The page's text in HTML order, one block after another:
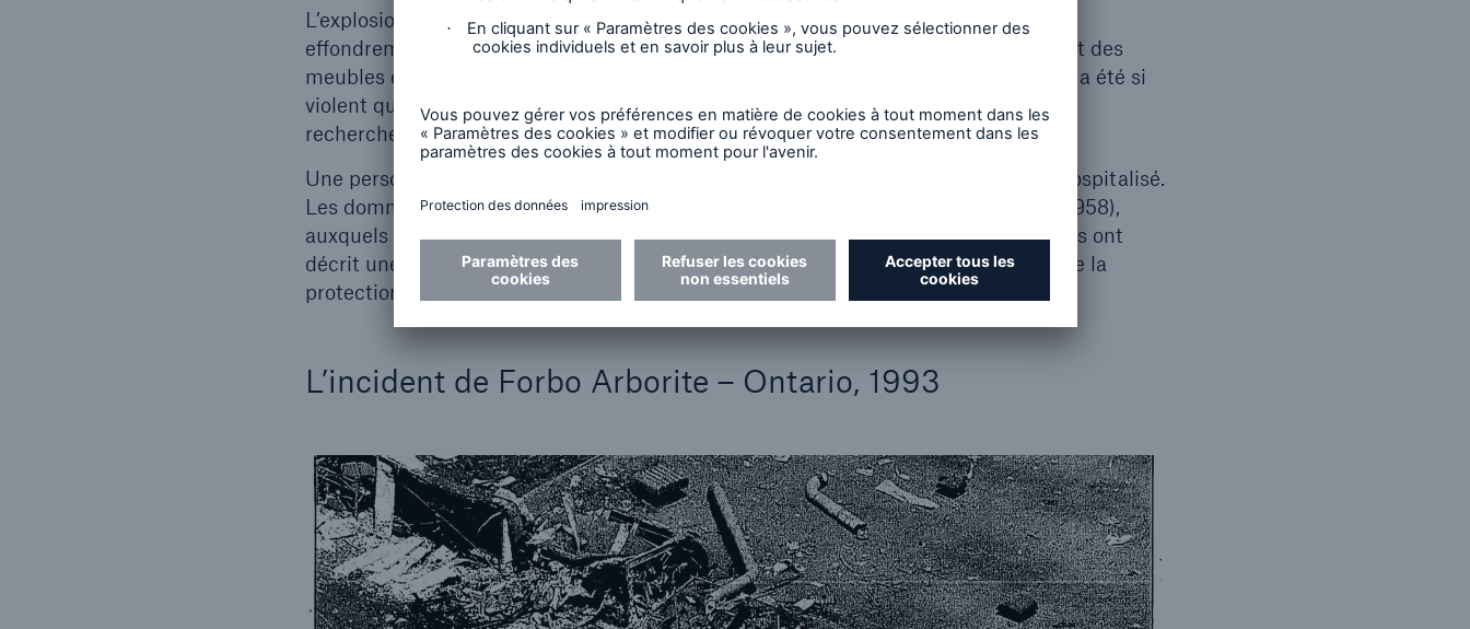
L’explosion a créé une ouverture dans le mur sud du bâtiment, provoquant son
effondrement. Sans soutien structurel, les planchers des appartements ont cédé, et des
meubles et effets personnels ont été projetés dans la ruelle en contrebas. L’impact a été si
violent que les équipes d’urgence ont dû travailler jusqu’à 2 h pour terminer leurs
recherches et sécuriser le site.
Une personne a perdu la vie — le concierge de l’immeuble — et un résident a été hospitalisé.
Les dommages aux biens estimés ont atteint 100 000 $ (en dollars canadiens de 1958),
auxquels s’ajoutent 20 000 $ de contenu détruit. Des rapports de témoins oculaires ont
décrit une scène de sauvetage dramatique sous des projecteurs, avec des unités de la
protection civile, des pompiers, et de bons samaritains apportant leur aide.
L’incident de Forbo Arborite – Ontario, 1993